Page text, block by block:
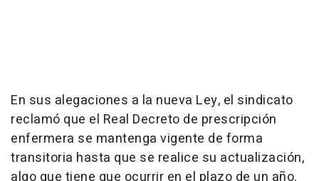
En sus alegaciones a la nueva Ley, el sindicato
reclamó que el Real Decreto de prescripción
enfermera se mantenga vigente de forma
transitoria hasta que se realice su actualización,